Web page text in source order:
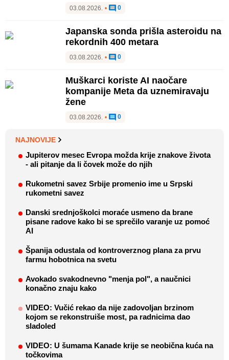
03.08.2026. • 0
Japanska sonda prišla asteroidu na
rekordnih 400 metara
03.08.2026. • 0
Muškarci koriste AI naočare
kompanije Meta da uznemiravaju
žene
03.08.2026. • 0
NAJNOVIJE
Jupiterov mesec Evropa možda krije znakove života
- ali pitanje da li čovek može do njih
Rukometni savez Srbije promenio ime u Srpski
rukometni savez
Danski srednjoškolci moraće usmeno da brane
pisane radove kako bi se sprečilo varanje uz pomoć
AI
Španija odustala od kontroverznog plana za prvu
farmu hobotnica na svetu
Avokado svakodnevno "menja pol", a naučnici
konačno znaju kako
VIDEO: Vučić rekao da nije zadovoljan brzinom
kojom se rekonstruiše most, pa radnicima dao
sladoled
VIDEO: U šumama Kanade krije se neobična kuća na
točkovima